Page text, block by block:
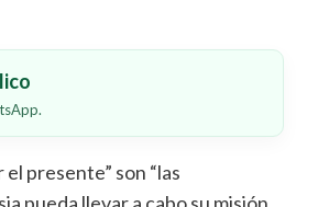
presente” son “las